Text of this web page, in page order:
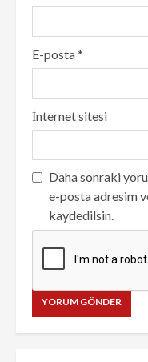
E-posta*
İnternet sitesi
Daha sonraki
e-posta adresim
kaydedilsin.